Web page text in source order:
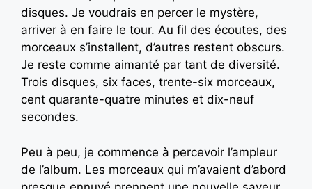
disques. Je voudrais en percer le mystère,
arriver à en faire le tour. Au fil des écoutes, des
morceaux s’installent, d’autres restent obscurs.
Je reste comme aimanté par tant de diversité.
Trois disques, six faces, trente-six morceaux,
cent quarante-quatre minutes et dix-neuf
secondes.
Peu à peu, je commence à percevoir l’ampleur
de l’album. Les morceaux qui m’avaient d’abord